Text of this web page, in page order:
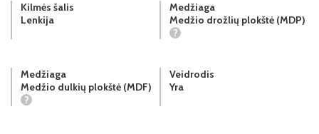
Kilmės šalis
Lenkija
Medžiaga
Medžio drožlių plokštė (MDP)
?
Medžiaga
Medžio dulkių plokštė (MDF)
?
Veidrodis
Yra